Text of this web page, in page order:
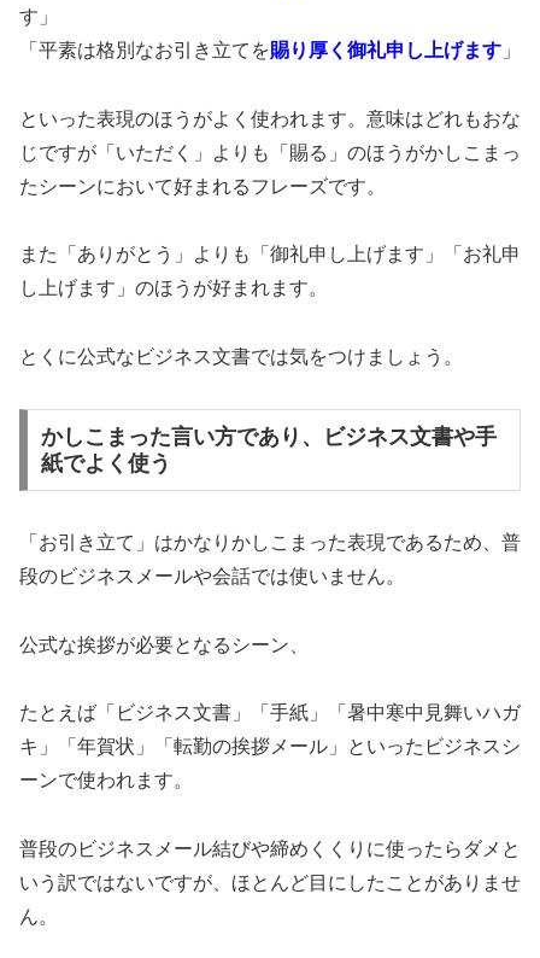
す」
「平素は格別なお引き立てを賜り 厚く御礼申し上げます 」
といった表現のほうがよく使われます。意味はどれもおな
じですが「いただく」よりも「賜る」のほうがかしこまっ
たシーンにおいて好まれるフレーズです。
また「ありがとう」よりも「御礼申し上げます」「お礼申
し上げます」のほうが好まれます。
とくに公式なビジネス文書では気をつけましょう。
かしこまった言い方であり、ビジネス文書や手
紙でよく使う
「お引き立て」はかなりかしこまった表現であるため、普
段のビジネスメールや会話では使いません。
公式な挨拶が必要となるシーン、
たとえば「ビジネス文書」「手紙」「暑中寒中見舞いハガ
キ」「年賀状」「転勤の挨拶メール」といったビジネスシ
ーンで使われます。
普段のビジネスメール結びや締めくくりに使ったらダメと
いう訳ではないですが、ほとんど目にしたことがありませ
ん。